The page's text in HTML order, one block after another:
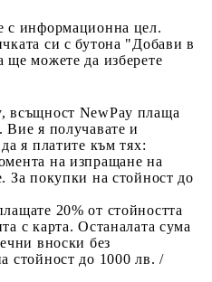
с информационна цел.
си с бутона "Добави в
ще можете да изберете
всъщност NewPay плаща
я получавате и
я платите към тях:
на изпращане на
За покупки на стойност до
20% от стойността
с карта. Останалата сума
вноски без
стойност до 1000 лв. /